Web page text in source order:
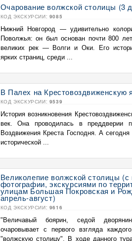
Очарование волжской столицы (3
КОД ЭКСКУРСИИ: 9085
Нижний Новгород — удивительно
Поволжья: он был основан почти 800
великих рек — Волги и Оки. Его
ярких страниц, среди ...
В Палех на
КОД ЭКСКУРСИИ: 9539
История возникновения
век. Она проводилась в преддверии
Воздвижения Креста Господня. А
исторической ...
Великолепие волжской столицы
фотографии, экскурсиями по
улицам Большая Покровская и
апрель-август)
КОД ЭКСКУРСИИ: 9616
"Величавый боярин, седой
очаровывает с первого взгляда
"волжскую столицу". В ходе данного